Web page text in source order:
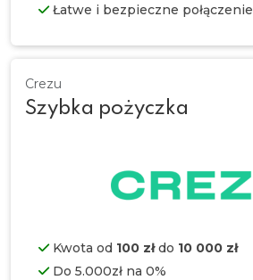
Łatwe i bezpieczne połączenie
Crezu
Szybka pożyczka
Kwota od 100 złdo 10 000 zł
Do 5.000zł na 0%